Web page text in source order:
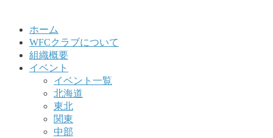
ホーム
WFCクラブについて
組織概要
イベント
イベント一覧
北海道
東北
関東
中部